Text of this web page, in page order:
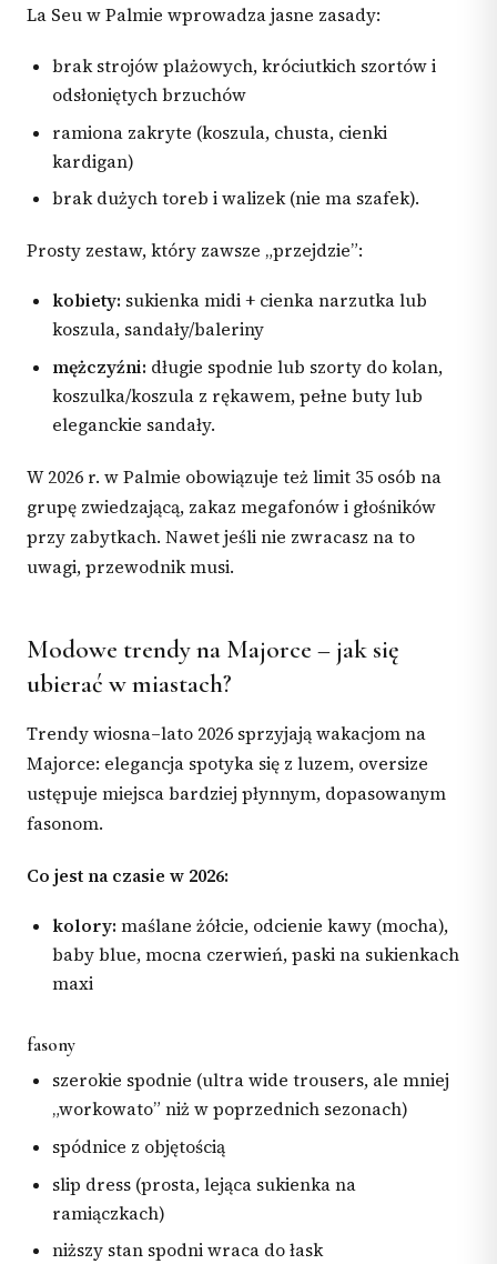
La Seu w Palmie wprowadza jasne zasady:
brak strojów plażowych, króciutkich szortów i
odsłoniętych brzuchów
ramiona zakryte (koszula, chusta, cienki
kardigan)
brak dużych toreb i walizek (nie ma szafek).
Prosty zestaw, który zawsze „przejdzie”:
kobiety: sukienka midi + cienka narzutka lub
koszula, sandały/baleriny
mężczyźni: długie spodnie lub szorty do kolan,
koszulka/koszula z rękawem, pełne buty lub
eleganckie sandały.
W 2026 r. w Palmie obowiązuje też limit 35 osób na
grupę zwiedzającą, zakaz megafonów i głośników
przy zabytkach. Nawet jeśli nie zwracasz na to
uwagi, przewodnik musi.
Modowe trendy na Majorce – jak się
ubierać w miastach?
Trendy wiosna–lato 2026 sprzyjają wakacjom na
Majorce: elegancja spotyka się z luzem, oversize
ustępuje miejsca bardziej płynnym, dopasowanym
fasonom.
Co jest na czasie w 2026:
kolory: maślane żółcie, odcienie kawy (mocha),
baby blue, mocna czerwień, paski na sukienkach
maxi
fasony
szerokie spodnie (ultra wide trousers, ale mniej
„workowato” niż w poprzednich sezonach)
spódnice z objętością
slip dress (prosta, lejąca sukienka na
ramiączkach)
niższy stan spodni wraca do łask